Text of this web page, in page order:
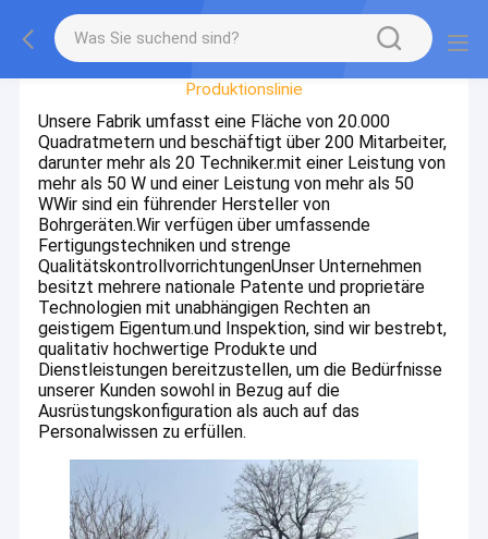
Fabrik-Ausflug
Produktionslinie
Unsere Fabrik umfasst eine Fläche von 20.000
Quadratmetern und beschäftigt über 200 Mitarbeiter,
darunter mehr als 20 Techniker.mit einer Leistung von
mehr als 50 W und einer Leistung von mehr als 50
WWir sind ein führender Hersteller von
Bohrgeräten.Wir verfügen über umfassende
Fertigungstechniken und strenge
QualitätskontrollvorrichtungenUnser Unternehmen
besitzt mehrere nationale Patente und proprietäre
Technologien mit unabhängigen Rechten an
geistigem Eigentum.und Inspektion, sind wir bestrebt,
qualitativ hochwertige Produkte und
Dienstleistungen bereitzustellen, um die Bedürfnisse
unserer Kunden sowohl in Bezug auf die
Ausrüstungskonfiguration als auch auf das
Personalwissen zu erfüllen.